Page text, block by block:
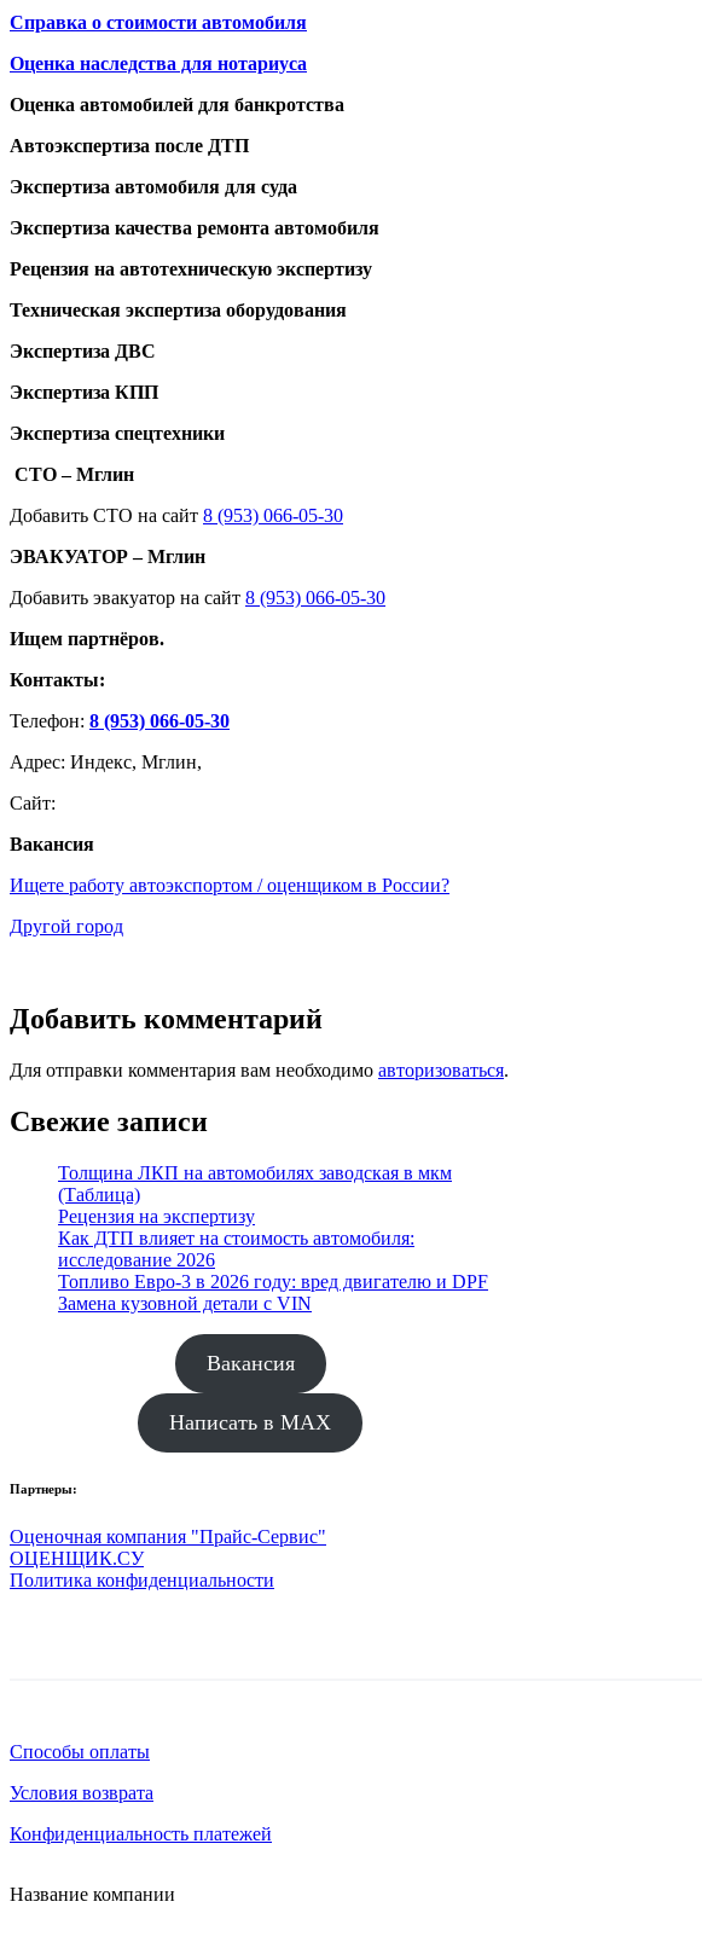
Справка о стоимости автомобиля
Оценка наследства для нотариуса
Оценка автомобилей для банкротства
Автоэкспертиза после ДТП
Экспертиза автомобиля для суда
Экспертиза качества ремонта автомобиля
Рецензия на автотехническую экспертизу
Техническая экспертиза оборудования
Экспертиза ДВС
Экспертиза КПП
Экспертиза спецтехники
СТО – Мглин
Добавить СТО на сайт 8 (953) 066-05-30
ЭВАКУАТОР – Мглин
Добавить эвакуатор на сайт 8 (953) 066-05-30
Ищем партнёров.
Контакты:
Телефон: 8 (953) 066-05-30
Адрес: Индекс, Мглин,
Сайт:
Вакансия
Ищете работу автоэкспортом / оценщиком в России?
Другой город
Добавить комментарий
Для отправки комментария вам необходимо авторизоваться.
Свежие записи
Толщина ЛКП на автомобилях заводская в мкм
(Таблица)
Рецензия на экспертизу
Как ДТП влияет на стоимость автомобиля:
исследование 2026
Топливо Евро-3 в 2026 году: вред двигателю и DPF
Замена кузовной детали с VIN
Вакансия
Написать в MAX
Партнеры:
Оценочная компания "Прайс-Сервис"
ОЦЕНЩИК.СУ
Политика конфиденциальности
Способы оплаты
Условия возврата
Конфиденциальность платежей
Название компании